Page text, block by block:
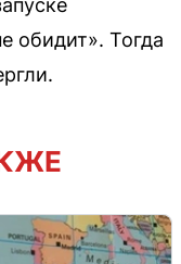
обидит». Тогда